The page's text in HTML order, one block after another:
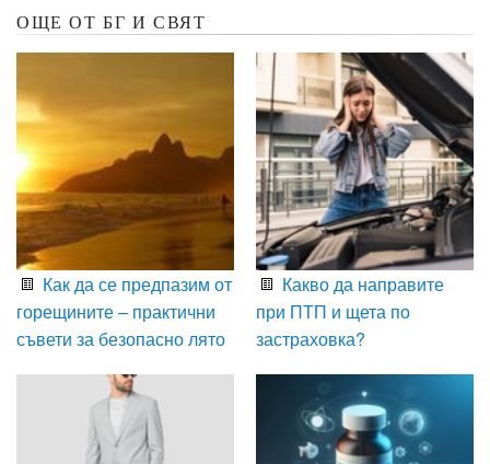
ОЩЕ ОТ БГ И СВЯТ
Как да се предпазим от
горещините – практични
съвети за безопасно лято
Какво да направите
при ПТП и щета по
застраховка?